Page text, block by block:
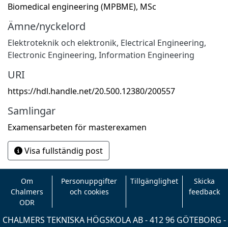
Biomedical engineering (MPBME), MSc
Ämne/nyckelord
Elektroteknik och elektronik, Electrical Engineering,
Electronic Engineering, Information Engineering
URI
https://hdl.handle.net/20.500.12380/200557
Samlingar
Examensarbeten för masterexamen
Visa fullständig post
Om
Chalmers
ODR
Personuppgifter
och cookies
Tillgänglighet
Skicka
feedback
CHALMERS TEKNISKA HÖGSKOLA AB - 412 96 GÖTEBORG -